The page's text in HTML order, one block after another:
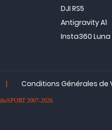
DJI RS5
Antigravity A1
Insta360 Luna
| Conditions Générales de
2007-2026